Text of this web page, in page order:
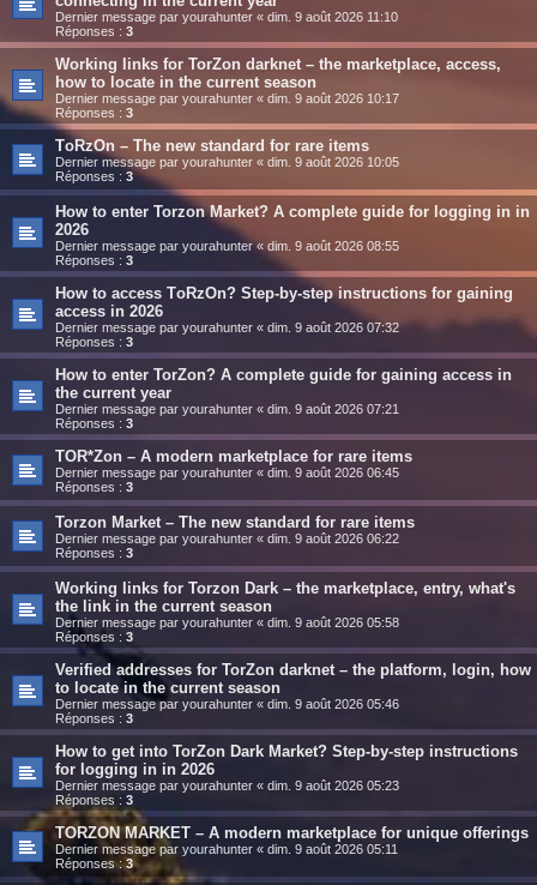
Dernier message par yourahunter « dim. 9 août 2026 11:10
Réponses : 3
Working links for TorZon darknet – the marketplace, access,
how to locate in the current season
Dernier message par yourahunter « dim. 9 août 2026 10:17
Réponses : 3
TоRzOn – The new standard for rare items
Dernier message par yourahunter « dim. 9 août 2026 10:05
Réponses : 3
How to enter Torzon Market? A complete guide for logging in in
2026
Dernier message par yourahunter« dim. 9 août 2026 08:55
Réponses : 3
How to access TоRzOn? Step-by-step instructions for gaining
access in 2026
Dernier message par yourahunter « dim. 9 août 2026 07:32
Réponses : 3
How to enter TorZon? A complete guide for gaining access in
the current year
Dernier message par yourahunter « dim. 9 août 2026 07:21
Réponses : 3
TOR*Zon – A modern marketplace for rare items
Dernier message par yourahunter « dim. 9 août 2026 06:45
Réponses : 3
Torzon Market – The new standard for rare items
Dernier message par yourahunter « dim. 9 août 2026 06:22
Réponses : 3
Working links for Torzon Dark – the marketplace, entry, what's
the link in the current season
Dernier message par yourahunter « dim. 9 août 2026 05:58
Réponses : 3
Verified addresses for TorZon darknet – the platform, login, how
to locate in the current season
Dernier message par yourahunter « dim. 9 août 2026 05:46
Réponses : 3
How to get into TorZon Dark Market? Step-by-step instructions
for logging in in 2026
Dernier message par yourahunter « dim. 9 août 2026 05:23
Réponses : 3
TORZON MARKET – A modern marketplace for unique offerings
Dernier message par yourahunter « dim. 9 août 2026 05:11
Réponses :3